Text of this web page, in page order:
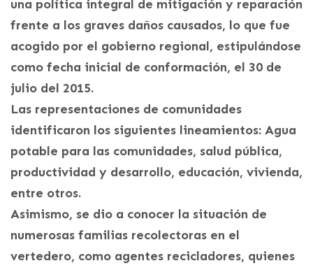
una política integral de mitigación y reparación
frente a los graves daños causados, lo que fue
acogido por el gobierno regional, estipulándose
como fecha inicial de conformación, el 30 de
julio del 2015.
Las representaciones de comunidades
identificaron los siguientes lineamientos: Agua
potable para las comunidades, salud pública,
productividad y desarrollo, educación, vivienda,
entre otros.
Asimismo, se dio a conocer la situación de
numerosas familias recolectoras en el
vertedero, como agentes recicladores, quienes